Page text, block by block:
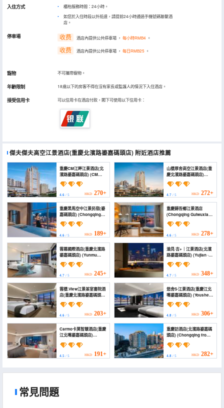
入住方式
櫃枱服務時間：24小時。
如您於入住時段以外抵達，請提前24小時通過手機號碼聯繫酒
店。
停車場 收费 酒店內提供公共停車場 ， 每小時RMB4 。
收费 酒店內提供公共停車場 ， 每日RMB25 。
寵物 不可攜帶寵物。
年齡限制 18歲以下的房客不得在沒有家長或監護人的情況下入住酒店。
接受信用卡 可以信用卡在酒店付款，閣下可使用以下信用卡：
傑夫傑夫高空江景酒店(重慶北濱路鎏嘉碼頭店) 附近酒店推薦
重慶CM江畔江景酒店(北
濱路鎏嘉碼頭店) (CM
Riverside Riverview
Hotel (Jiujia Wharf,
Beibin Road,
Chongqing))
4.6 / 5 HKD 270+
山棲厚舍高空江景酒店(重
慶北濱路鎏嘉碼頭店)
(Shanqi Houshe High-
altitude Riverview Hotel
(Chongqing Beibin
Road Yujia Wharf))
4.7/ 5 HKD 272+
重慶黑馬空中江景民宿(鎏
嘉碼頭店) (Chongqing
Black Horse Aerial
River View Homestay
(Liujia Wharf))
4.6 / 5 HKD 189+
重慶歸吾鄉江景酒店
(Chongqing Guiwuxiang
Riverview Homestay)
4.6/ 5 HKD 278+
雲幕國際酒店(重慶北濱路
鎏嘉碼頭店) (Yunmu
International Hotel
(Jiujia Wharf, Beibin
Road, Chongqing))
4.7 / 5 HKD 245+
渝見·吉+｜江景酒店(北濱
路鎏嘉碼頭店) (Yujian ·
Ji+ | Jiangjing Hotel
(Beibin Road Rongjia
Wharf Branch))
4.7/ 5 HKD 348+
雲棲.View江景茶室書院酒
店(重慶北濱路鎏嘉碼頭店)
(Yunqi.View River - view
Tea - house and Study
Hotel (Chongqing
Guanyinqiao Liujia
Wharf Branch))
4.6 / 5 HKD 203+
悠舍S·江景酒店(重慶江北
嘴鎏嘉碼頭店) (Youshe S
River View Hotel
(Chongqing Jiangbeizui
Liujia Wharf))
4.8/ 5 HKD 306+
Carmo卡莫智慧酒店(重慶
江北嘴鎏嘉碼頭店)
(Carmo Smart Hotel)
4.5 / 5 HKD 191+
重慶訪酒店(北濱路鎏嘉碼
頭店) (Chongqing from
Hotel (Liujia Matou,
Guanyinqiao Branch))
4.8/ 5 HKD 282+
常見問題